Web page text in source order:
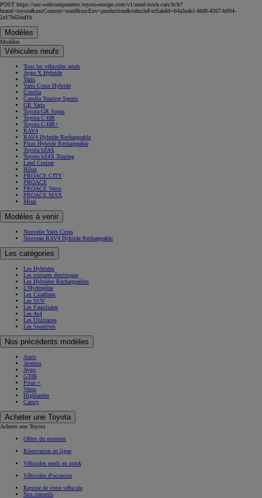
POST https://usc-webcomponents.toyota-europe.com/v1/used-stock-cars/fr/fr?
brand=toyota&uscContext=used&uscEnv=production&vehicleForSaleId=64a3eab1-fdd8-4267-b094-
2e17b62eaf1b
Modèles
Modèles
Véhicules neufs
Tous les véhicules neufs
Aygo X Hybride
Yaris
Yaris Cross Hybride
Corolla
Corolla Touring Sports
GR Yaris
Toyota GR Supra
Toyota C-HR
Toyota C-HR+
RAV4
RAV4 Hybride Rechargeable
Prius Hybride Rechargeable
Toyota bZ4X
Toyota bZ4X Touring
Land Cruiser
Hilux
PROACE CITY
PROACE
PROACE Verso
PROACE MAX
Mirai
Modèles à venir
Nouvelle Yaris Cross
Nouveau RAV4 Hybride Rechargeable
Les catégories
Les Hybrides
Les voitures électriques
Les Hybrides Rechargeables
L'Hydrogène
Les Citadines
Les SUV
Les Familiales
Les 4x4
Les Utilitaires
Les Sportives
Nos précédents modèles
Auris
Avensis
Aygo
GT86
Prius +
Verso
Highlander
Camry
Acheter une Toyota
Acheter une Toyota
Offres du moment
Réservation en ligne
Véhicules neufs en stock
Véhicules d'occasion
Reprise de votre véhicule
Nos conseils